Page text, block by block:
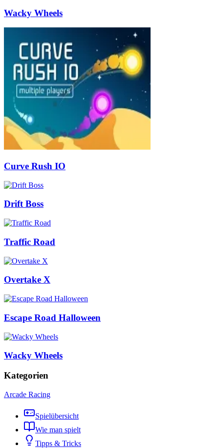
Wacky Wheels
Curve Rush IO
Drift Boss
Traffic Road
Overtake X
Escape Road Halloween
Wacky Wheels
Kategorien
Arcade Racing
Spielübersicht
Wie man spielt
Tipps & Tricks